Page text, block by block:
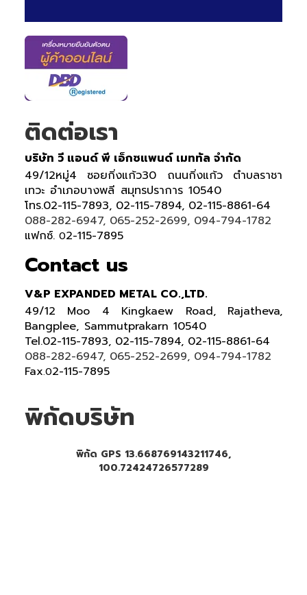
ติดต่อเรา
บริษัท วี แอนด์ พี เอ็กซแพนด์ เมททัล จำกัด
49/12หมู่4 ซอยกิ่งแก้ว30 ถนนกิ่งแก้ว ตำบลราชา
เทวะ อำเภอบางพลี สมุทรปราการ 10540
โทร.02-115-7893, 02-115-7894, 02-115-8861-64
088-282-6947, 065-252-2699, 094-794-1782
แฟกซ์. 02-115-7895
Contact us
V&P EXPANDED METAL CO.,LTD.
49/12 Moo 4 Kingkaew Road, Rajatheva,
Bangplee, Sammutprakarn 10540
Tel.02-115-7893, 02-115-7894, 02-115-8861-64
088-282-6947, 065-252-2699, 094-794-1782
Fax.02-115-7895
พิกัดบริษัท
พิกัด GPS 13.668769143211746,
100.72424726577289